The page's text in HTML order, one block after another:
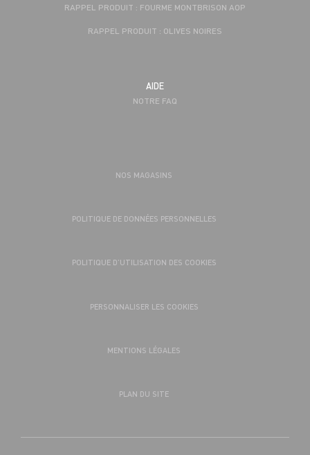
RAPPEL PRODUIT : FOURME MONTBRISON AOP
RAPPEL PRODUIT : OLIVES NOIRES
AIDE
NOTRE FAQ
NOS MAGASINS
POLITIQUE DE DONNÉES PERSONNELLES
POLITIQUE D’UTILISATION DES COOKIES
PERSONNALISER LES COOKIES
MENTIONS LÉGALES
PLAN DU SITE